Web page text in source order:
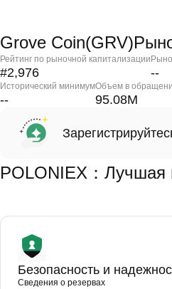
Grove
Рейтинг по рыночной капитализации
#2,976 --
Исторический минимум
--
Объем в
95.08M
POLONIEX：Лучшая
Безопасность и
Сведения о резервах